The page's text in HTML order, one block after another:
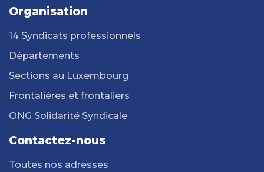
Organisation
14 Syndicats professionnels
Départements
Sections au Luxembourg
Frontalières et frontaliers
ONG Solidarité Syndicale
Contactez-nous
Toutes nos adresses